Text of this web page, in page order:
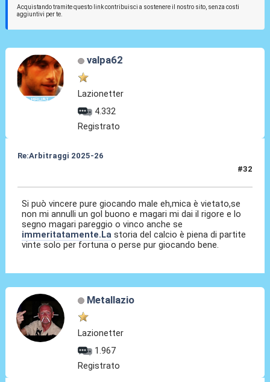
Acquistando tramite questo link contribuisci a sostenere il nostro sito, senza costi
aggiuntivi per te.
valpa62
Lazionetter
4.332
Registrato
Re:Arbitraggi 2025-26
#32
Si può vincere pure giocando male eh,mica è vietato,se
non mi annulli un gol buono e magari mi dai il rigore e lo
segno magari pareggio o vinco anche se
immeritatamente.La storia del calcio è piena di partite
vinte solo per fortuna o perse pur giocando bene.
Metallazio
Lazionetter
1.967
Registrato